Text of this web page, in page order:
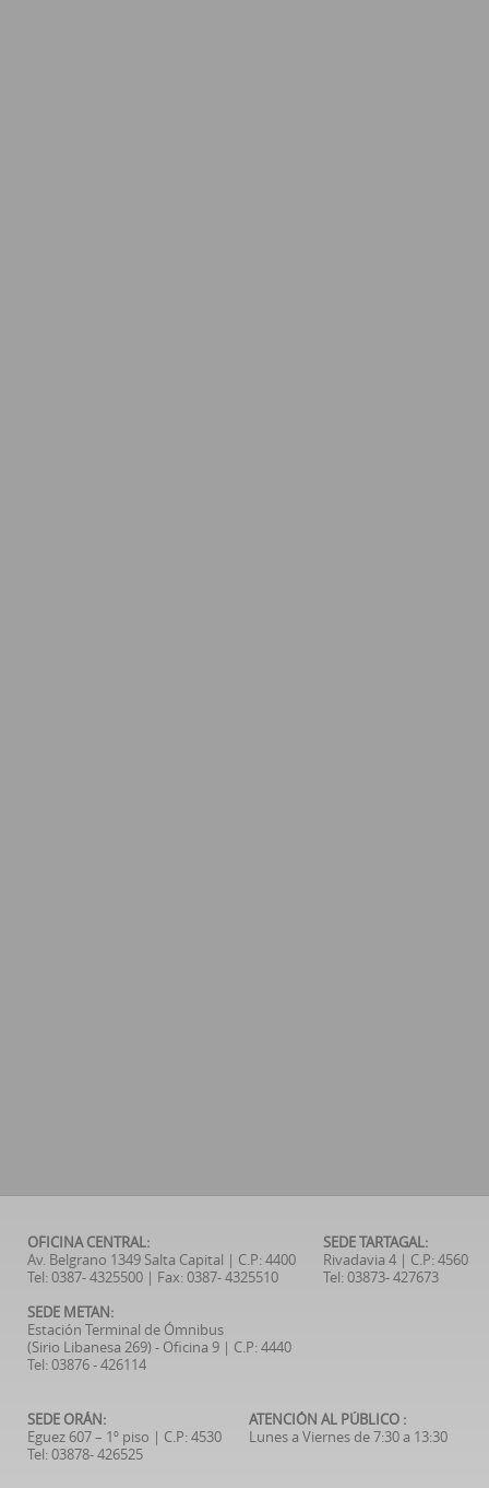
OFICINA CENTRAL:
Av. Belgrano 1349 Salta Capital | C.P: 4400
Tel: 0387- 4325500 | Fax: 0387- 4325510
SEDE METAN:
Estación Terminal de Ómnibus
(Sirio Libanesa 269) - Oficina 9 | C.P: 4440
Tel: 03876 - 426114
SEDE TARTAGAL:
Rivadavia 4 | C.P: 4560
Tel: 03873- 427673
SEDE ORÁN:
Eguez 607 – 1º piso | C.P: 4530
Tel: 03878- 426525
ATENCIÓN AL PÚBLICO :
Lunes a Viernes de 7:30 a 13:30